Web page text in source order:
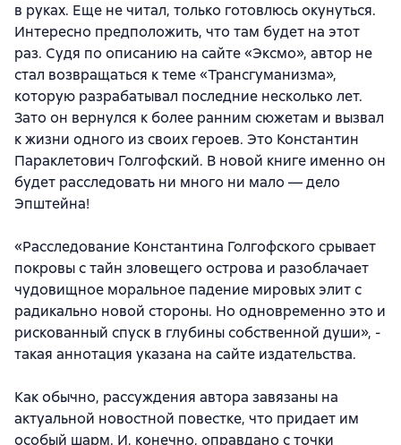
в руках. Еще не читал, только готовлюсь окунуться.
Интересно предположить, что там будет на этот
раз. Судя по описанию на сайте «Эксмо», автор не
стал возвращаться к теме «Трансгуманизма»,
которую разрабатывал последние несколько лет.
Зато он вернулся к более ранним сюжетам и вызвал
к жизни одного из своих героев. Это Константин
Параклетович Голгофский. В новой книге именно он
будет расследовать ни много ни мало — дело
Эпштейна!
«Расследование Константина Голгофского срывает
покровы с тайн зловещего острова и разоблачает
чудовищное моральное падение мировых элит с
радикально новой стороны. Но одновременно это и
рискованный спуск в глубины собственной души», -
такая аннотация указана на сайте издательства.
Как обычно, рассуждения автора завязаны на
актуальной новостной повестке, что придает им
особый шарм. И, конечно, оправдано с точки